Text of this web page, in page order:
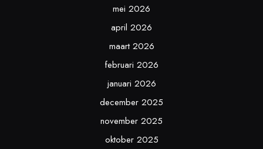
mei 2026
april 2026
maart 2026
februari 2026
januari 2026
december 2025
november 2025
oktober 2025